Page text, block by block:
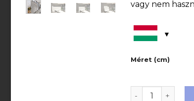
vagy nem
Méret (cm)
Chameleon